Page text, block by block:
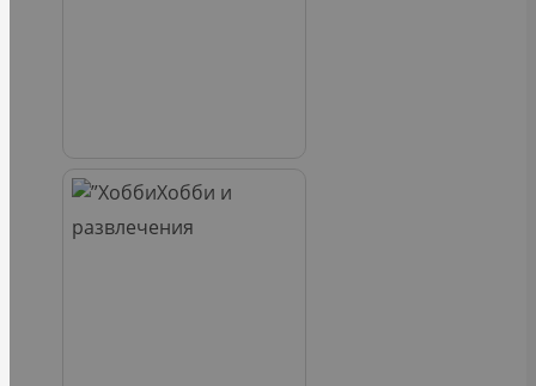
Хобби и
развлечения